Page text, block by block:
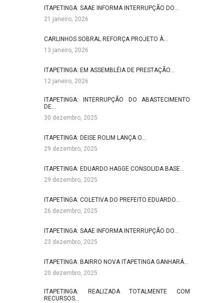
ITAPETINGA: SAAE INFORMA INTERRUPÇÃO DO…
21 janeiro, 2026
CARLINHOS SOBRAL REFORÇA PROJETO À…
13 janeiro, 2026
ITAPETINGA: EM ASSEMBLÉIA DE PRESTAÇÃO…
12 janeiro, 2026
ITAPETINGA: INTERRUPÇÃO DO ABASTECIMENTO
DE…
30 dezembro, 2025
ITAPETINGA: DEISE ROLIM LANÇA O…
29 dezembro, 2025
ITAPETINGA: EDUARDO HAGGE CONSOLIDA BASE…
29 dezembro, 2025
ITAPETINGA: COLETIVA DO PREFEITO EDUARDO…
26 dezembro, 2025
ITAPETINGA: SAAE INFORMA INTERRUPÇÃO DO…
23 dezembro, 2025
ITAPETINGA: BAIRRO NOVA ITAPETINGA GANHARÁ…
20 dezembro, 2025
ITAPETINGA: REALIZADA TOTALMENTE COM
RECURSOS…